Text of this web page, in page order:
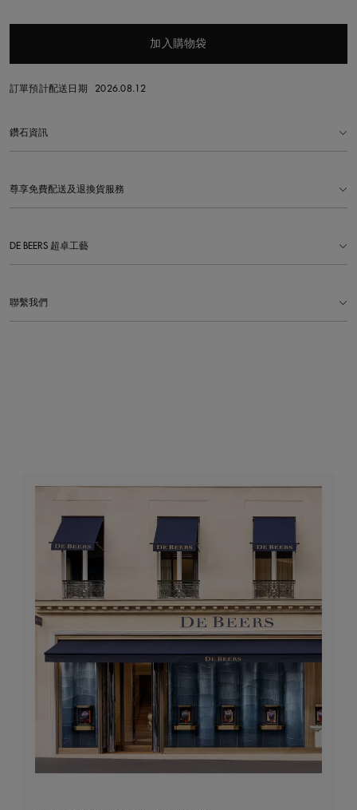
加入購物袋
訂單預計配送日期 2026.08.12
鑽石資訊
尊享免費配送及退換貨服務
DE BEERS 超卓工藝
聯繫我們